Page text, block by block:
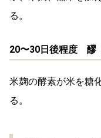
る。
20〜30日後程度 醪
米麹の酵素が米を糖
る。